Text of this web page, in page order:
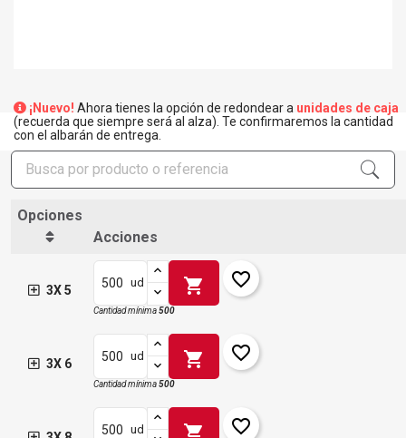
¡Nuevo! Ahora tienes la opción de redondear a unidades de caja
(recuerda que siempre será al alza). Te confirmaremos la cantidad
con el albarán de entrega.
Opciones
Acciones
3X 5
ud shopping_cart favorite_border
Cantidad mínima500
3X 6
ud shopping_cart favorite_border
Cantidad mínima500
ud shopping_cart favorite_border